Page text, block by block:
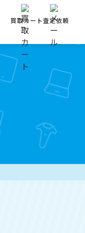
買取カート査定依頼